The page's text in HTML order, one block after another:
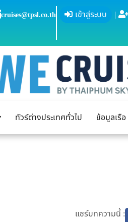
cruises@tpsl.co.th เข้าสู่ระบบ |
ทัวร์ต่างประเทศทั่วไป ข้อมูลเรือ
แชร์บทความนี้ :